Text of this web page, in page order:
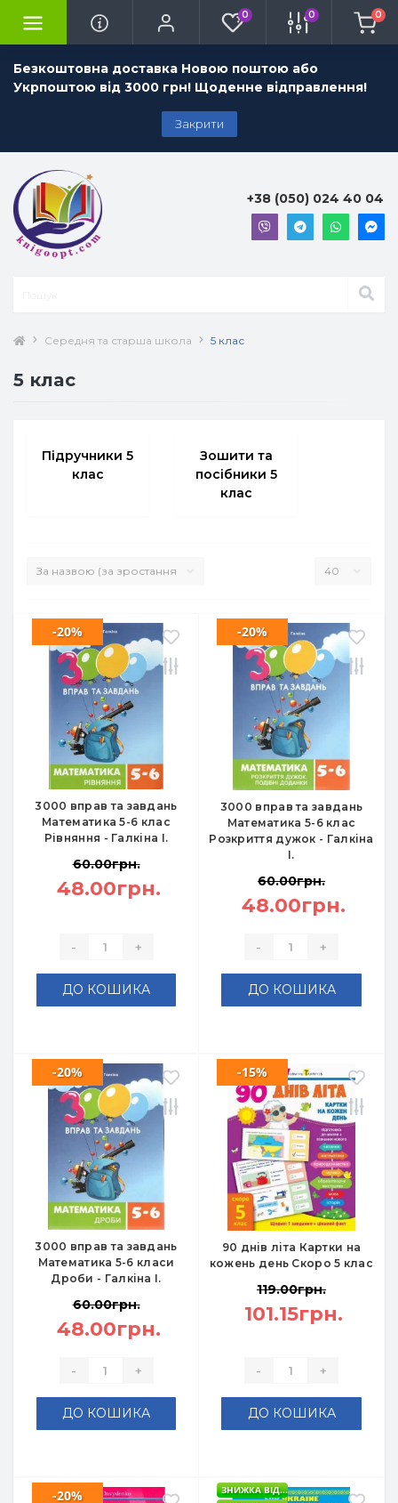
Безкоштовна доставка Новою поштою або
Укрпоштою від 3000 грн! Щоденне відправлення!
Закрити
0 0 0
+38 (050) 024 40 04
Середня та старша школа 5 клас
5 клас
Підручники 5
клас
Зошити та
посібники 5
клас
3000 вправ та завдань
Математика 5-6 клас
Рівняння - Галкіна І.
-20%
60.00грн.
48.00грн.
- +
ДО КОШИКА
3000 вправ та завдань
Математика 5-6 клас
Розкриття дужок - Галкіна
І.
-20%
60.00грн.
48.00грн.
- +
ДО КОШИКА
3000 вправ та завдань
Математика 5-6 класи
Дроби - Галкіна І.
-20%
60.00грн.
48.00грн.
- +
ДО КОШИКА
90 днів літа Картки на
кожень день Скоро 5 клас
-15%
119.00грн.
101.15грн.
- +
ДО КОШИКА
-20%
ЗНИЖКА ВІД...